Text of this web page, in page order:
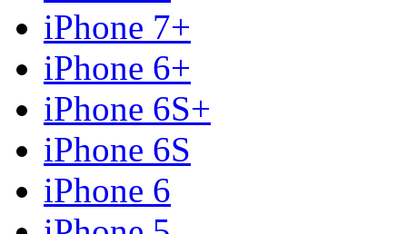
iPhone 7+
iPhone 6+
iPhone 6S+
iPhone 6S
iPhone 6